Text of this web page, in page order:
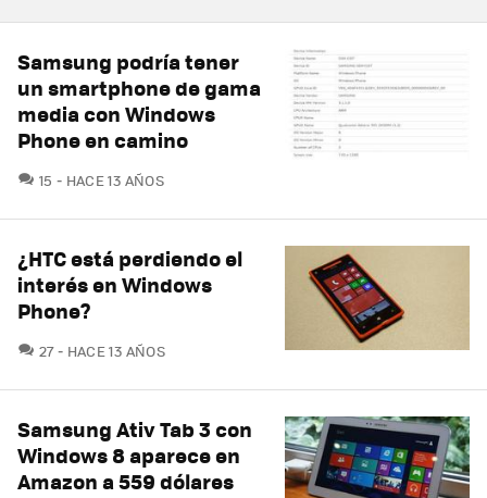
Samsung podría tener
un smartphone de gama
media con Windows
Phone en camino
15 COMENTARIOS
HACE 13 AÑOS
¿HTC está perdiendo el
interés en Windows
Phone?
27COMENTARIOS
HACE 13 AÑOS
Samsung Ativ Tab 3 con
Windows 8 aparece en
Amazon a 559 dólares